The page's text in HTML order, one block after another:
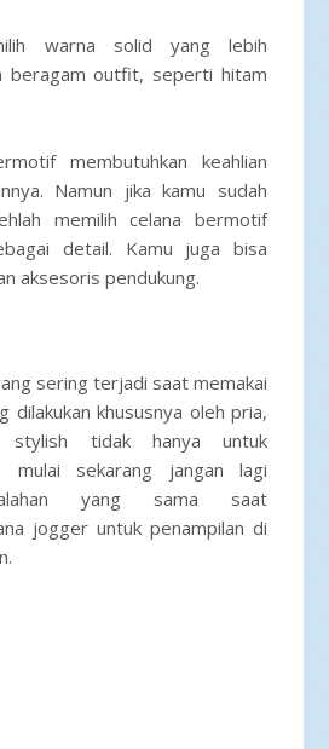
warna solid yang lebih
beragam outfit, seperti hitam
membutuhkan keahlian
Namun jika kamu sudah
memilih celana bermotif
detail. Kamu juga bisa
aksesoris pendukung.
sering terjadi saat memakai
dilakukan khususnya oleh pria,
stylish tidak hanya untuk
mulai sekarang jangan lagi
yang sama saat
jogger untuk penampilan di